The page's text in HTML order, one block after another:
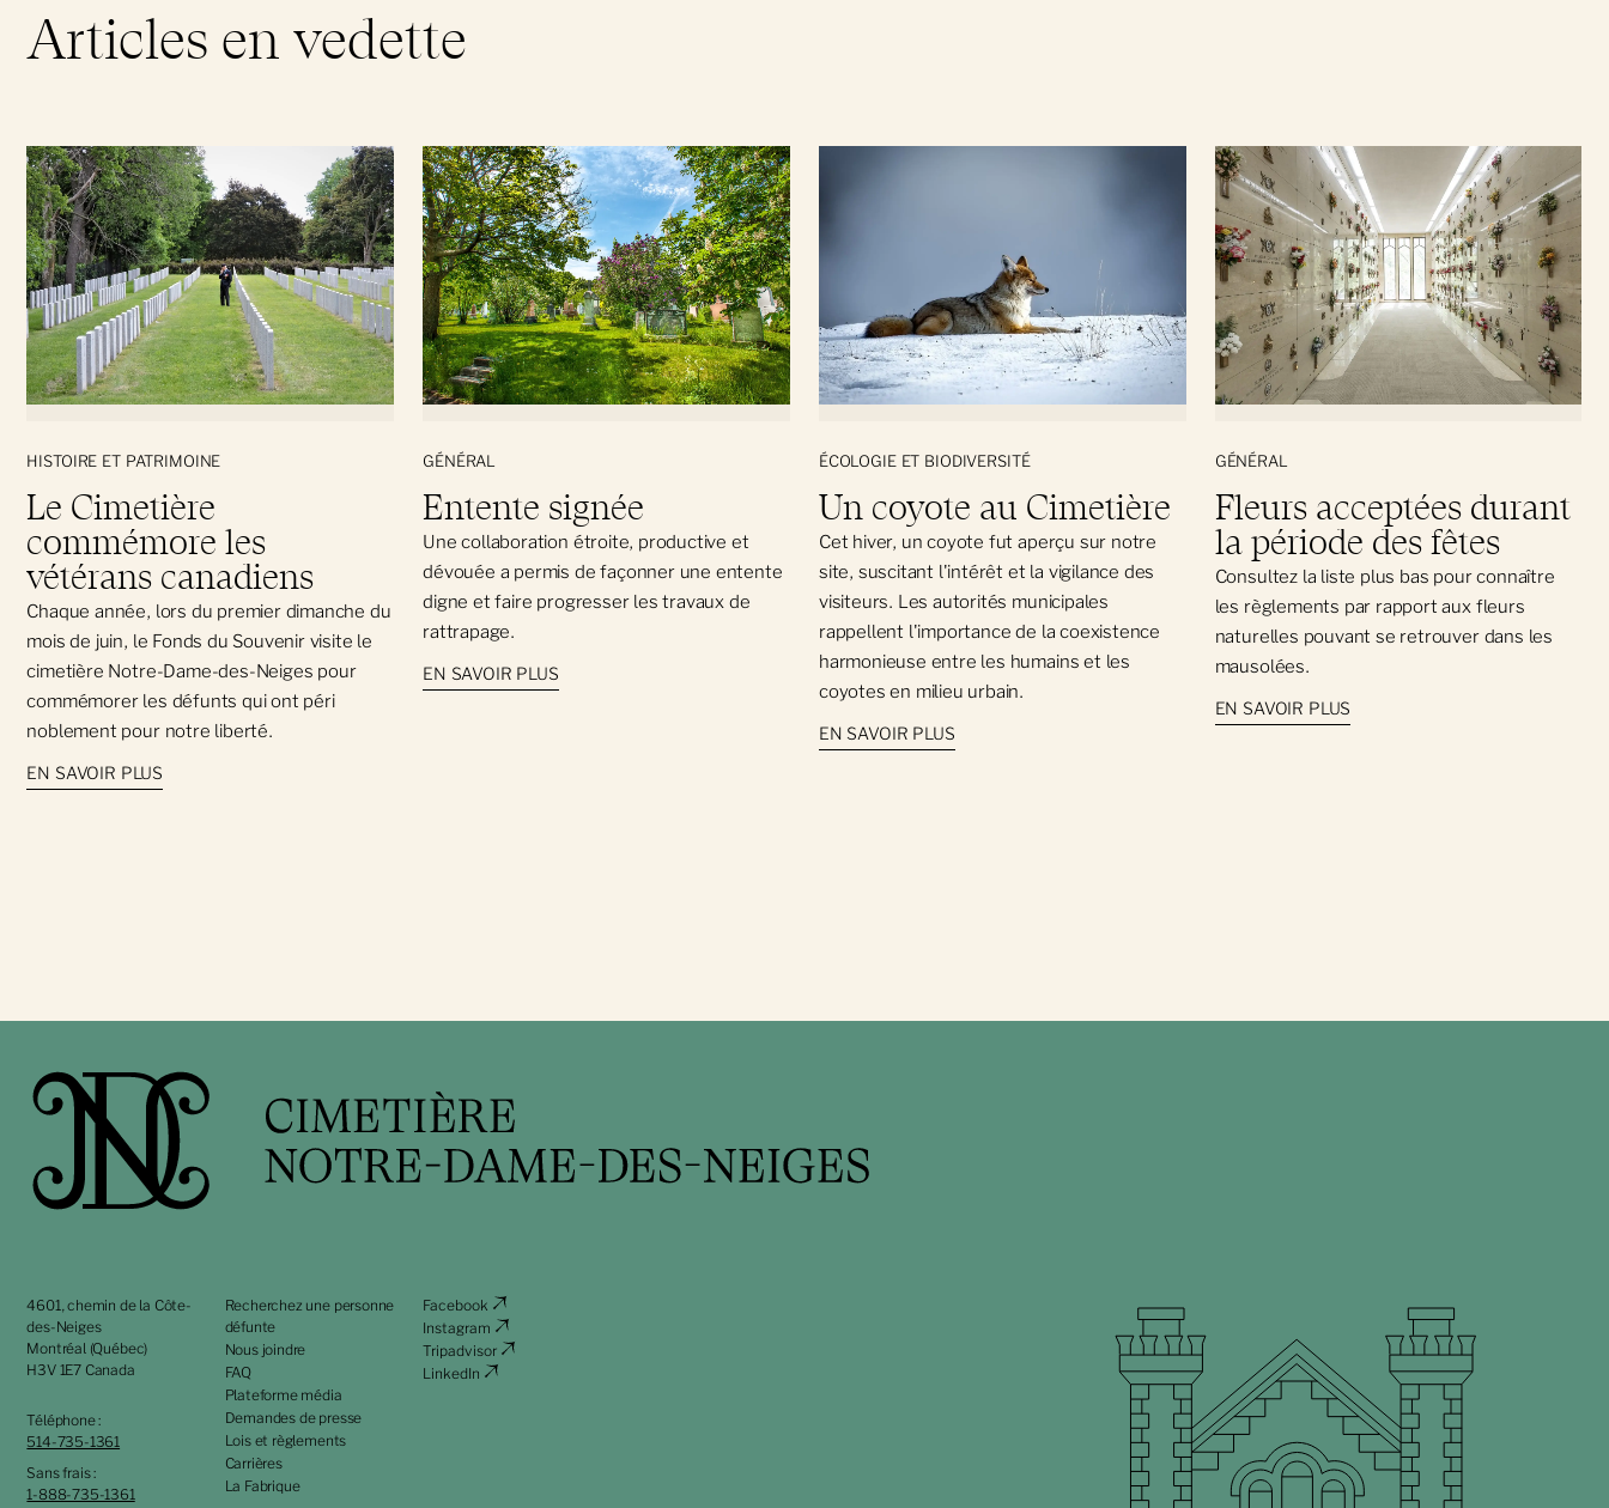
Articles en vedette
HISTOIRE ET PATRIMOINE
Le Cimetière
commémore les
vétérans canadiens
Chaque année, lors du premier dimanche du
mois de juin, le Fonds du Souvenir visite le
cimetière Notre-Dame-des-Neiges pour
commémorer les défunts qui ont péri
noblement pour notre liberté.
EN SAVOIR PLUS
GÉNÉRAL
Entente signée
Une collaboration étroite, productive et
dévouée a permis de façonner une entente
digne et faire progresser les travaux de
rattrapage.
EN SAVOIR PLUS
ÉCOLOGIE ET BIODIVERSITÉ
Un coyote au Cimetière
Cet hiver, un coyote fut aperçu sur notre
site, suscitant l'intérêt et la vigilance des
visiteurs. Les autorités municipales
rappellent l'importance de la coexistence
harmonieuse entre les humains et les
coyotes en milieu urbain.
EN SAVOIR PLUS
GÉNÉRAL
Fleurs acceptées durant
la période des fêtes
Consultez la liste plus bas pour connaître
les règlements par rapport aux fleurs
naturelles pouvant se retrouver dans les
mausolées.
EN SAVOIR PLUS
4601, chemin de la Côte-
des-Neiges
Montréal (Québec)
H3V 1E7 Canada
Téléphone :
514-735-1361
Sans frais :
1-888-735-1361
Recherchez une personne
défunte
Nous joindre
FAQ
Plateforme média
Demandes de presse
Lois et règlements
Carrières
La Fabrique
Facebook
Instagram
Tripadvisor
LinkedIn